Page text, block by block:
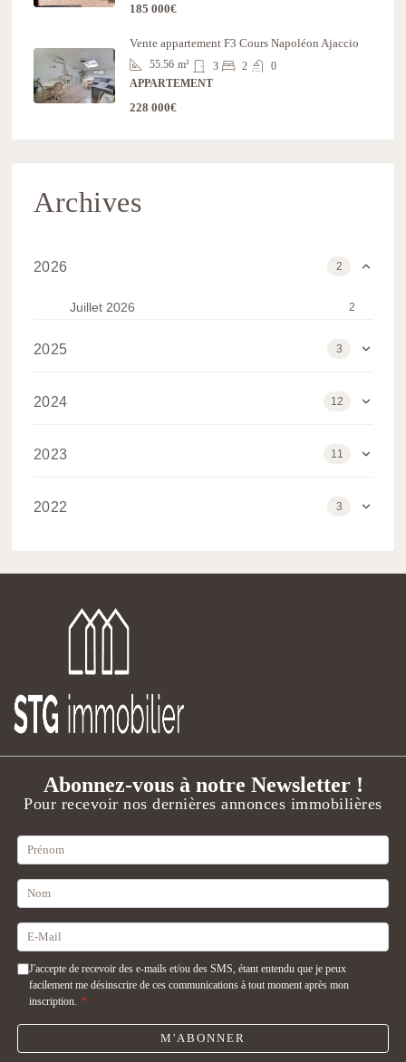
185 000€
Vente appartement F3 Cours Napoléon Ajaccio
55.56 m² 3 2
0
APPARTEMENT
228 000€
Archives
2026 2
Juillet 2026 2
2025 3
2024 12
Janvier 2024
2023 11
Mars 2023
2022 3
Juillet 2022 1
Juin 2022
Abonnez-vous à notre Newsletter !
Pour recevoir nos dernières annonces immobilières
J'accepte de recevoir des e-mails et/ou des SMS, étant entendu que je peux
facilement me désinscrire de ces communications à tout moment après mon
inscription. *
M'ABONNER